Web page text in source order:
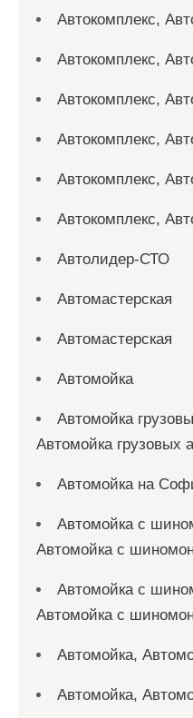
Автокомплекс,
Автокомплекс,
Автокомплекс,
Автокомплекс,
Автокомплекс,
Автокомплекс,
Автолидер-СТО
Автомастерская
Автомастерская
Автомойка
Автомойка
Автомойка грузовых
Автомойка на
Автомойка с
Автомойка с
Автомойка с
Автомойка с
Автомойка,
Автомойка,